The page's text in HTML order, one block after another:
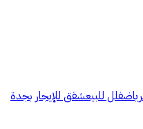
فلل للبيعشقق للإيجار بجدة